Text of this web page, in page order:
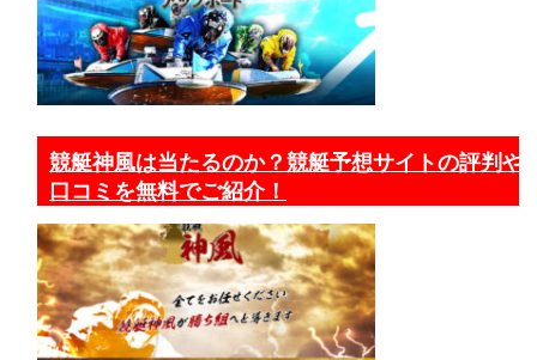
競艇神風は当たるのか？競艇予想サイトの評判や
口コミを無料でご紹介！